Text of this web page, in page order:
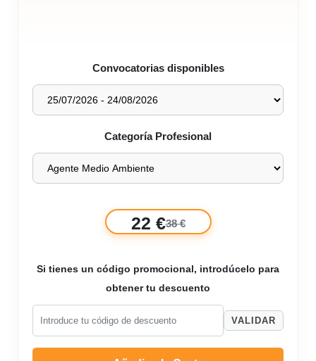
Convocatorias disponibles
Categoría Profesional
22 €38 €
Si tienes un código promocional, introdúcelo para
obtener tu descuento
VALIDAR